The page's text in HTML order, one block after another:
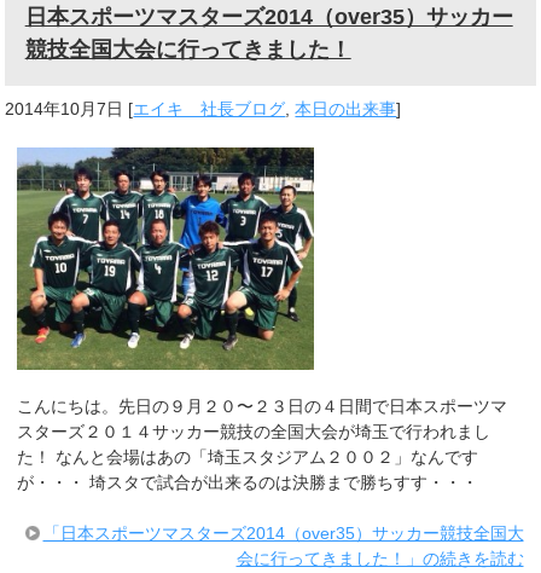
日本スポーツマスターズ2014（over35）サッカー
競技全国大会に行ってきました！
2014年10月7日 [エイキ 社長ブログ ,本日の出来事]
こんにちは。先日の９月２０〜２３日の４日間で日本スポーツマ
スターズ２０１４サッカー競技の全国大会が埼玉で行われまし
た！ なんと会場はあの「埼玉スタジアム２００２」なんです
が・・・ 埼スタで試合が出来るのは決勝まで勝ちすす・・・
「日本スポーツマスターズ2014（over35）サッカー競技全国大
会に行ってきました！」の続きを読む